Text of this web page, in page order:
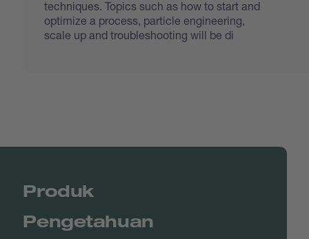
techniques. Topics such as how to start and
optimize a process, particle engineering,
scale up and troubleshooting will be di
Produk
Pengetahuan